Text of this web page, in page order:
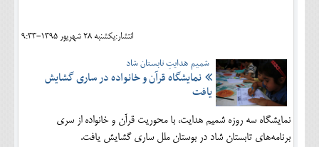
انتشار:يکشنبه 28 شهريور 1395-9:33
شمیم هدایتِ تابستان شاد
نمایشگاه قرآن و خانواده در ساری گشایش
یافت
نمایشگاه سه روزه شمیم هدایت، با محوریت قرآن و خانواده از سری
برنامه‌های تابستان شاد در بوستان ملل ساری گشایش یافت.